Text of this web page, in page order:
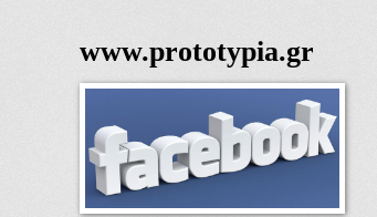
www.prototypia.gr